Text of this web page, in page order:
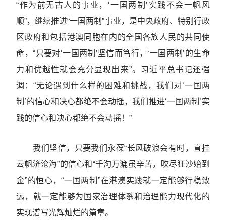
“作为前无古人的事业，‘一国两制’实践不会一帆风
顺”，继续推进“一国两制”事业，是中央政府、特别行政
区政府和包括港澳同胞在内的全国各族人民的共同使
命，“只要对‘一国两制’坚信而笃行，‘一国两制’的生命
力和优越性就会充分显现出来”。习近平总书记还强
调：“无论遇到什么样的困难和挑战，我们对‘一国两
制’的信心和决心都绝不会动摇，我们推进‘一国两制’实
践的信心和决心都绝不会动摇！”
我们坚信，只要我们永葆“长风破浪会有时，直挂
云帆济沧海”的信心和“千淘万漉虽辛苦，吹尽狂沙始到
金”的恒心，“一国两制”在港澳实践就一定能够行稳致
远，就一定能够为国家治理体系和治理能力现代化的
实现谱写光辉灿烂的篇章。